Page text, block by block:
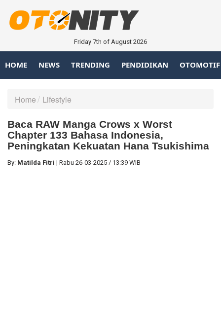
Friday 7th of August 2026
HOME NEWS TRENDING PENDIDIKAN OTOMOTIF
Home Lifestyle
Baca RAW Manga Crows x Worst
Chapter 133 Bahasa Indonesia,
Peningkatan Kekuatan Hana Tsukishima
By: Matilda Fitri | Rabu 26-03-2025 / 13:39 WIB